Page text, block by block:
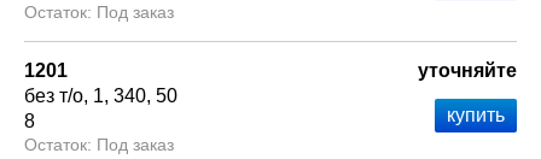
Под заказ
1201
без т/о 1 340 50
8
Под заказ
уточняйте